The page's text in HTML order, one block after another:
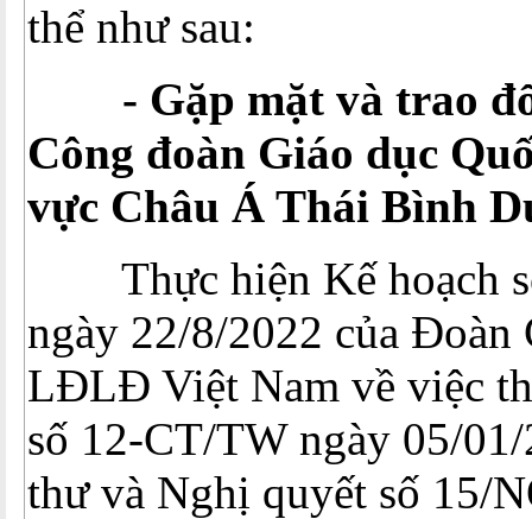
thể như sau:
- Gặp mặt và trao
Công đoàn Giáo dục
vực Châu Á Thái Bình
Thực hiện Kế hoạch
ngày 22/8/2022 của Đoàn
LĐLĐ Việt Nam về việc
số 12-CT/TW ngày 05/
thư và Nghị quyết số 15/